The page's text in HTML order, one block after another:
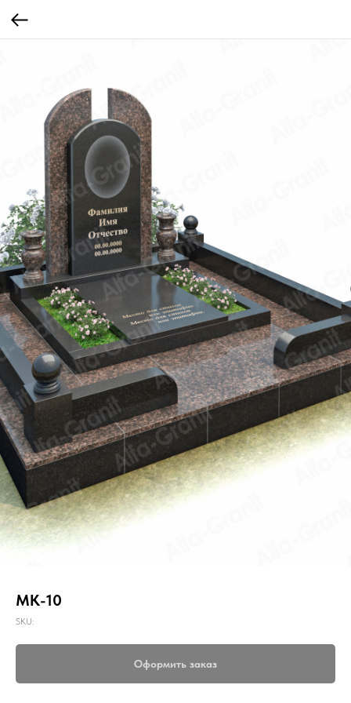
МК-10
SKU:
Оформить заказ